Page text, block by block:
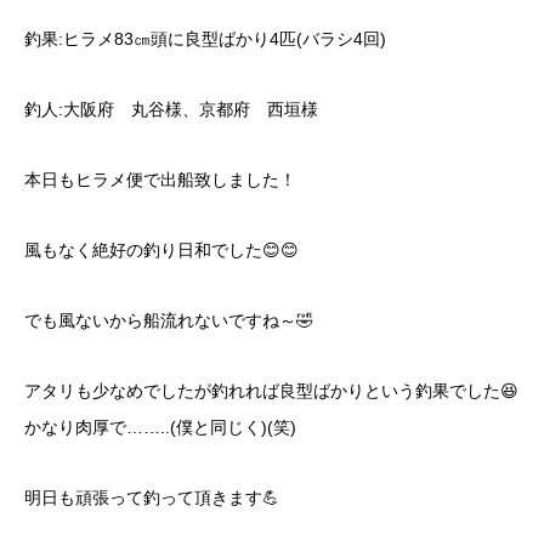
釣果:ヒラメ83㎝頭に良型ばかり4匹(バラシ4回)
釣人:大阪府 丸谷様、京都府 西垣様
本日もヒラメ便で出船致しました！
風もなく絶好の釣り日和でした😊😊
でも風ないから船流れないですね～🤣
アタリも少なめでしたが釣れれば良型ばかりという釣果でした😆
かなり肉厚で……..(僕と同じく)(笑)
明日も頑張って釣って頂きます💪